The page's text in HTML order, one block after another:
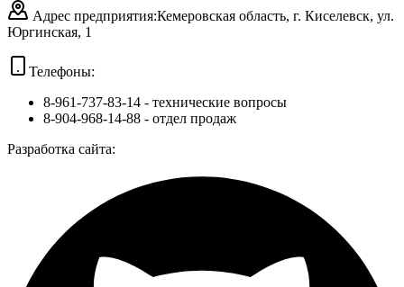
Адрес предприятия:Кемеровская область, г. Киселевск, ул.
Юргинская, 1
Телефоны:
8-961-737-83-14 - технические вопросы
8-904-968-14-88 - отдел продаж
Разработка сайта: